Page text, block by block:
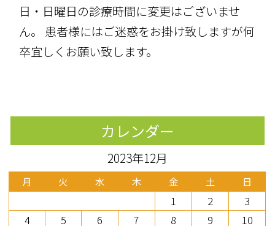
日・日曜日の診療時間に変更はございませ
ん。 患者様にはご迷惑をお掛け致しますが何
卒宜しくお願い致します。
カレンダー
2023年12月
月 火 水 木 金 土 日
1 2
3
4
5 6 7 8 9
10